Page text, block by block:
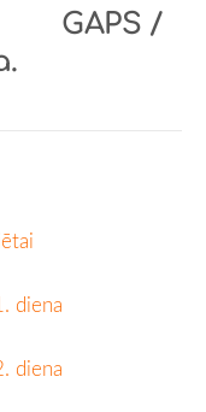
GAPS /
diena
diena